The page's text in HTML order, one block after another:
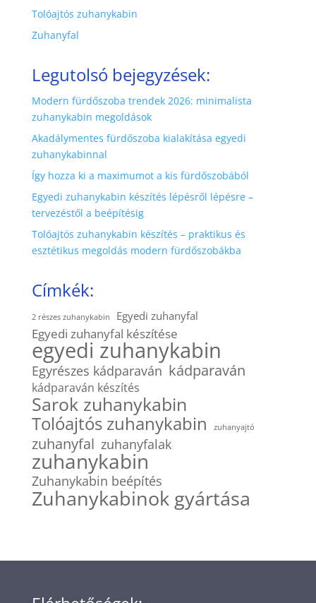
Tolóajtós zuhanykabin
Zuhanyfal
Legutolsó bejegyzések:
Modern fürdőszoba trendek 2026: minimalista
zuhanykabin megoldások
Akadálymentes fürdőszoba kialakítása egyedi
zuhanykabinnal
Így hozza ki a maximumot a kis fürdőszobából
Egyedi zuhanykabin készítés lépésről lépésre –
tervezéstől a beépítésig
Tolóajtós zuhanykabin készítés – praktikus és
esztétikus megoldás modern fürdőszobákba
Címkék:
2 részes zuhanykabin Egyedi zuhanyfal
Egyedi zuhanyfal készítése
egyedi zuhanykabin
Egyrészes kádparaván kádparaván
kádparaván készítés
Sarok zuhanykabin
Tolóajtós zuhanykabin
zuhanyajtó
zuhanyfal zuhanyfalak
zuhanykabin
Zuhanykabin beépítés
Zuhanykabinok gyártása